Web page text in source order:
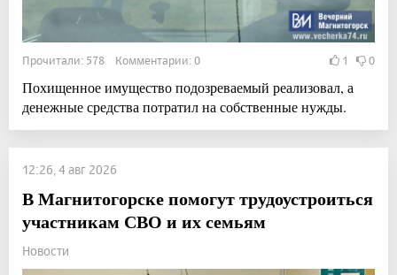
Прочитали: 578 Комментарии: 0 1 0
Похищенное имущество подозреваемый реализовал, а
денежные средства потратил на собственные нужды.
12:26, 4 авг 2026
В Магнитогорске помогут трудоустроиться
участникам СВО и их семьям
Новости